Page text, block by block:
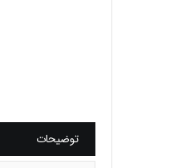
توضیحات